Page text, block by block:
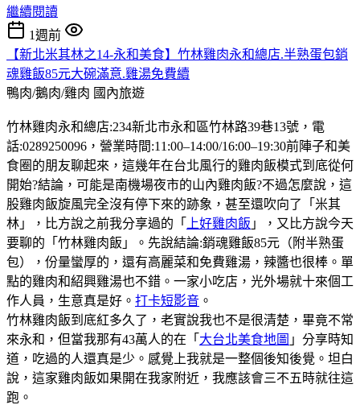
繼續閱讀
1週前
【新北米其林之14-永和美食】竹林雞肉永和總店.半熟蛋包銷
魂雞飯85元大碗滿意.雞湯免費續
鴨肉/鵝肉/雞肉 國內旅遊
竹林雞肉永和總店:234新北市永和區竹林路39巷13號，電
話:0289250096，營業時間:11:00–14:00/16:00–19:30前陣子和美
食圈的朋友聊起來，這幾年在台北風行的雞肉飯模式到底從何
開始?結論，可能是南機場夜市的山內雞肉飯?不過怎麼說，這
股雞肉飯旋風完全沒有停下來的跡象，甚至還吹向了「米其
林」，比方說之前我分享過的「
上好雞肉飯 」，又比方說今天
要聊的「竹林雞肉飯」。先說結論:銷魂雞飯85元（附半熟蛋
包），份量蠻厚的，還有高麗菜和免費雞湯，辣醬也很棒。單
點的雞肉和紹興雞湯也不錯。一家小吃店，光外場就十來個工
作人員，生意真是好。 打卡短影音 。
竹林雞肉飯到底紅多久了，老實說我也不是很清楚，畢竟不常
來永和，但當我那有43萬人的在「 大台北美食地圖 」分享時知
道，吃過的人還真是少。感覺上我就是一整個後知後覺。坦白
說，這家雞肉飯如果開在我家附近，我應該會三不五時就往這
跑。